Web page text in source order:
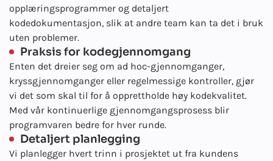
opplæringsprogrammer og detaljert
kodedokumentasjon, slik at andre team kan ta det i bruk
uten problemer.
Praksis for kodegjennomgang
Enten det dreier seg om ad hoc-gjennomganger,
kryssgjennomganger eller regelmessige kontroller, gjør
vi det som skal til for å opprettholde høy kodekvalitet.
Med vår kontinuerlige gjennomgangsprosess blir
programvaren bedre for hver runde.
Detaljert planlegging
Vi planlegger hvert trinn i prosjektet ut fra kundens